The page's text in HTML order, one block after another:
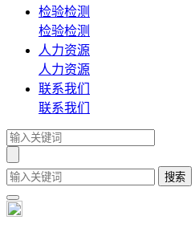
检验检测
检验检测
人力资源
人力资源
联系我们
联系我们